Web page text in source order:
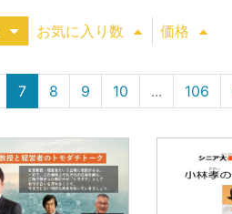
お気に入り数 価格
7 8 9 10 ... 106